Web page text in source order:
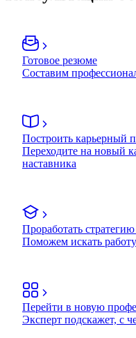
Готовое резюме
Составим
Построить карьерный
Переходите на новый
наставника
Проработать
Поможем искать
Перейти в новую
Эксперт подскажет, с